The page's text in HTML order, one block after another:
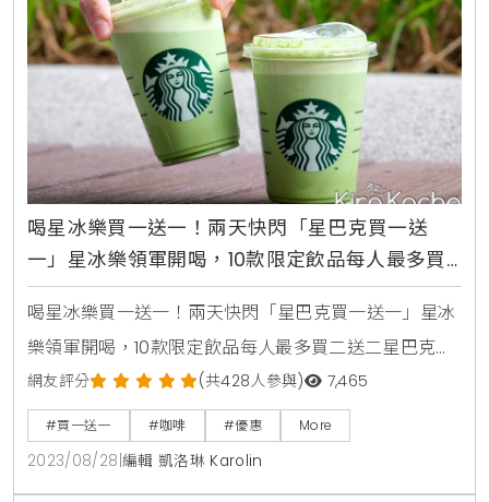
碎片星冰樂注意事項：1、每人每次至
喝星冰樂買一送一！兩天快閃「星巴克買一送
一」星冰樂領軍開喝，10款限定飲品每人最多買
二送二
喝星冰樂買一送一！兩天快閃「星巴克買一送一」星冰
樂領軍開喝，10款限定飲品每人最多買二送二星巴克買
一送一活動時間：2023/8/28(一)-2023/8/29(二)活
動內容：活動當日11:00-20:00至門市購買兩杯特大杯冰
熱/風味一致的指定飲料，其中一杯星巴克招待。活動
品項為：那堤、特選那堤、焦糖瑪奇朵、特選焦糖瑪奇
網友評分 (共428人參與) 7,465
#買一送一 #咖啡 #優惠 More
2023/08/28 編輯 凱洛琳 Karolin